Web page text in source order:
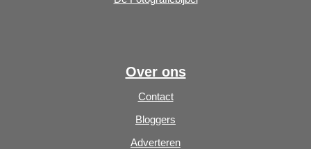
Over ons
Contact
Bloggers
Adverteren